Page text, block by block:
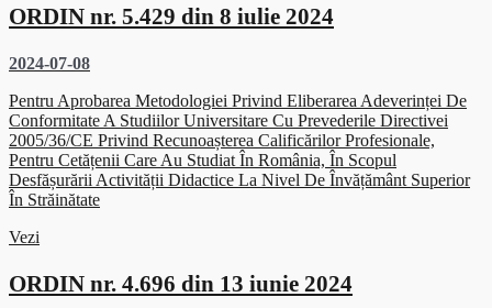
ORDIN nr. 5.429 din 8 iulie 2024
2024-07-08
Pentru Aprobarea Metodologiei Privind Eliberarea Adeverinței De
Conformitate A Studiilor Universitare Cu Prevederile Directivei
2005/36/CE Privind Recunoașterea Calificărilor Profesionale,
Pentru Cetățenii Care Au Studiat În România, În Scopul
Desfășurării Activității Didactice La Nivel De Învățământ Superior
În Străinătate
Vezi
ORDIN nr. 4.696 din 13 iunie 2024